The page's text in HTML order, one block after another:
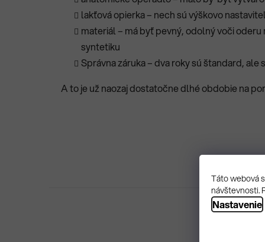
Táto webová
návštevnosti.
Nastavenie
lakťová opierka – nech sú výškovo
materiál – má byť pevný, odolný voči
syntetiku
Správna záruka – dva roky sú štandard,
A to je už naozaj dostatočne dlhé obdobie na